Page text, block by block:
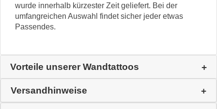
wurde innerhalb kürzester Zeit geliefert. Bei der
umfangreichen Auswahl findet sicher jeder etwas
Passendes.
Vorteile unserer Wandtattoos
Versandhinweise